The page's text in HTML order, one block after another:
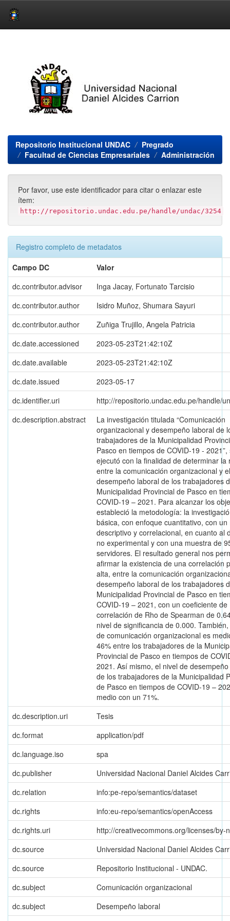
Repositorio Institucional UNDAC
Pregrado
Facultad de Ciencias Empresariales
Administración
Por favor, use este identificador para citar o enlazar este
ítem:
http://repositorio.undac.edu.pe/handle/undac/3254
Registro completo de metadatos
Campo DC
Valor
dc.contributor.advisor
Inga Jacay, Fortunato Tarcisio
dc.contributor.author
Isidro Muñoz, Shumara Sayuri
dc.contributor.author
Zuñiga Trujillo, Angela Patricia
dc.date.accessioned
2023-05-23T21:42:10Z
dc.date.available
2023-05-23T21:42:10Z
dc.date.issued
2023-05-17
dc.identifier.uri
http://repositorio.undac.edu.pe/handle/
dc.description.abstract
La investigación titulada “Comunicación
organizacional y desempeño laboral de
trabajadores de la Municipalidad
Pasco en tiempos de COVID-19 - 2021”,
ejecutó con la finalidad de determinar la
entre la comunicación organizacional y el
desempeño laboral de los trabajadores
Municipalidad Provincial de Pasco en
COVID-19 – 2021. Para alcanzar los
estableció la metodología: la
básica, con enfoque cuantitativo, con un
descriptivo y correlacional, en cuanto al
no experimental y con una muestra de
servidores. El resultado general nos
afirmar la existencia de una correlación
alta, entre la comunicación
desempeño laboral de los trabajadores
Municipalidad Provincial de Pasco en
COVID-19 – 2021, con un coeficiente de
correlación de Rho de Spearman de
nivel de significancia de 0.000.
de comunicación organizacional es
46% entre los trabajadores de la
Provincial de Pasco en tiempos de
2021. Así mismo, el nivel de
de los trabajadores de la Municipalidad
de Pasco en tiempos de COVID-19 –
medio con un 71%.
dc.description.uri
Tesis
dc.format
application/pdf
dc.language.iso
spa
dc.publisher
Universidad Nacional Daniel Alcides
dc.relation
info:pe-repo/semantics/dataset
dc.rights
info:eu-repo/semantics/openAccess
dc.rights.uri
http://creativecommons.org/licenses/by-
dc.source
Universidad Nacional Daniel Alcides
dc.source
Repositorio Institucional - UNDAC.
dc.subject
Comunicación organizacional
dc.subject
Desempeño laboral